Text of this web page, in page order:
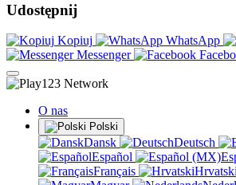
Udostępnij
Kopiuj WhatsApp
Messenger
O nas
Polski
Dansk Deutsch
Español
Français
Hrvatski